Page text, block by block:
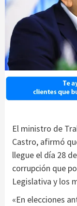
El ministro de
Castro, afirmó
llegue el día 28
corrupción que
Legislativa y los
«En elecciones